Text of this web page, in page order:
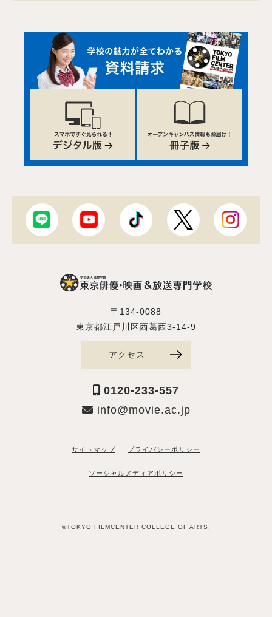
〒134-0088
東京都江戸川区西葛西3-14-9
アクセス
0120-233-557
info@movie.ac.jp
サイトマップ プライバシーポリシー
ソーシャルメディアポリシー
©TOKYO FILMCENTER COLLEGE OF ARTS.